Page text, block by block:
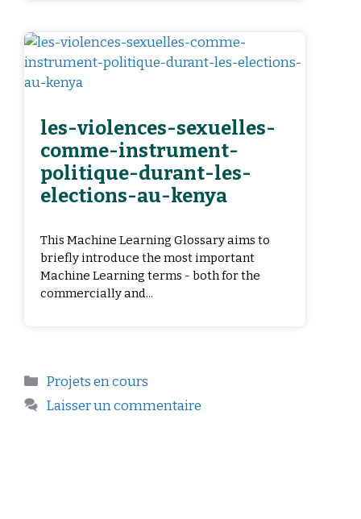
les-violences-sexuelles-
comme-instrument-
politique-durant-les-
elections-au-kenya
This Machine Learning Glossary aims to
briefly introduce the most important
Machine Learning terms - both for the
commercially and...
Projets en cours
Laisser un commentaire